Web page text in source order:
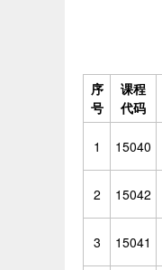
序
号
课程
代码
1 15040
2 15042
3 15041